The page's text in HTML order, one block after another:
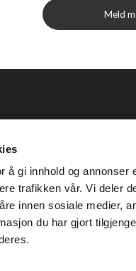
å gi innhold og annonser
trafikken vår. Vi deler
innen sosiale medier,
du har gjort
Meld